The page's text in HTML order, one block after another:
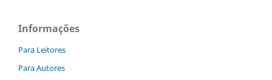
Informações
Para Leitores
Para Autores